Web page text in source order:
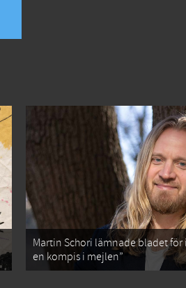
Martin Schori lämnade bladet för
en kompis i mejlen”